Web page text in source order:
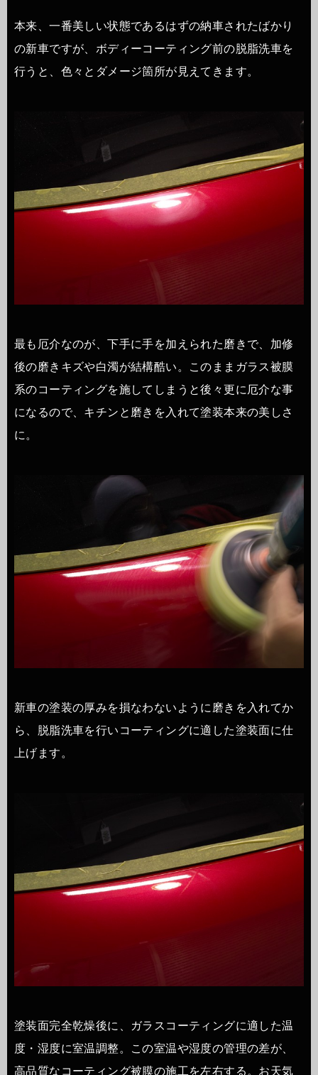
本来、一番美しい状態であるはずの納車されたばかり
の新車ですが、ボディーコーティング前の脱脂洗車を
行うと、色々とダメージ箇所が見えてきます。
最も厄介なのが、下手に手を加えられた磨きで、加修
後の磨きキズや白濁が結構酷い。このままガラス被膜
系のコーティングを施してしまうと後々更に厄介な事
になるので、キチンと磨きを入れて塗装本来の美しさ
に。
新車の塗装の厚みを損なわないように磨きを入れてか
ら、脱脂洗車を行いコーティングに適した塗装面に仕
上げます。
塗装面完全乾燥後に、ガラスコーティングに適した温
度・湿度に室温調整。この室温や湿度の管理の差が、
高品質なコーティング被膜の施工を左右する。お天気